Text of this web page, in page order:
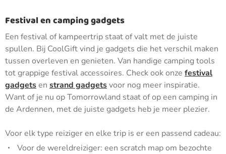
Festival en camping gadgets
Een festival of kampeertrip staat of valt met de juiste
spullen. Bij CoolGift vind je gadgets die het verschil maken
tussen overleven en genieten. Van handige camping tools
tot grappige festival accessoires. Check ook onze festival
gadgetsen strand gadgetsvoor nog meer inspiratie.
Want of je nu op Tomorrowland staat of op een camping in
de Ardennen, met de juiste gadgets heb je meer plezier.
Voor elk type reiziger en elke trip is er een passend cadeau:
Voor de wereldreiziger: een scratch map om bezochte